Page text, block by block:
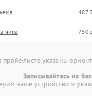
чипа 750
листе указаны
Записывайтесь на
ваше устройство и